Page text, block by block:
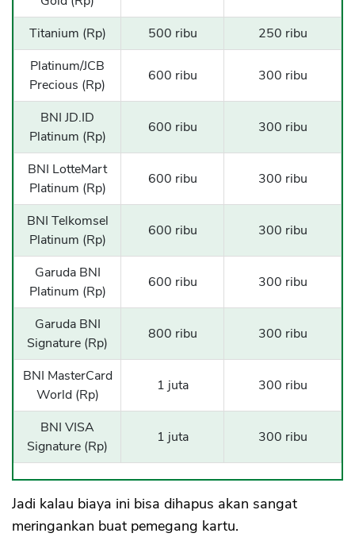
Titanium (Rp) 500 ribu
250 ribu
Platinum/JCB
Precious (Rp)
600 ribu 300 ribu
BNI JD.ID
Platinum (Rp)
600 ribu 300 ribu
BNI LotteMart
Platinum (Rp)
600 ribu 300 ribu
BNI Telkomsel
Platinum (Rp)
600 ribu 300 ribu
Garuda BNI
Platinum (Rp)
600 ribu 300 ribu
Garuda BNI
Signature (Rp)
800 ribu 300 ribu
BNI MasterCard
World (Rp)
1 juta 300 ribu
BNI VISA
Signature (Rp)
1 juta 300 ribu
Jadi kalau biaya ini bisa dihapus akan sangat
meringankan buat pemegang kartu.